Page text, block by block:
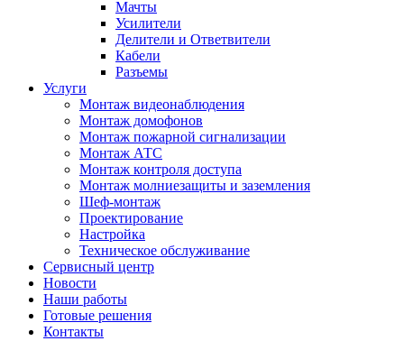
Мачты
Усилители
Делители и Ответвители
Кабели
Разъемы
Услуги
Монтаж видеонаблюдения
Монтаж домофонов
Монтаж пожарной сигнализации
Монтаж АТС
Монтаж контроля доступа
Монтаж молниезащиты и заземления
Шеф-монтаж
Проектирование
Настройка
Техническое обслуживание
Сервисный центр
Новости
Наши работы
Готовые решения
Контакты